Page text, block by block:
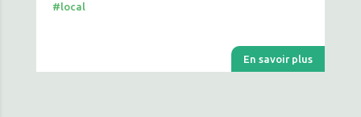
#local
En savoir plus